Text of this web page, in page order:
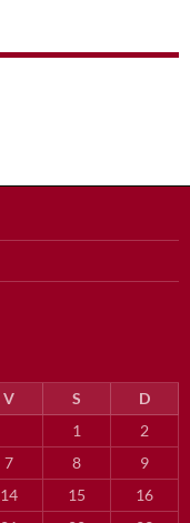
V S
D
1
2
7 8
9
14 15
16